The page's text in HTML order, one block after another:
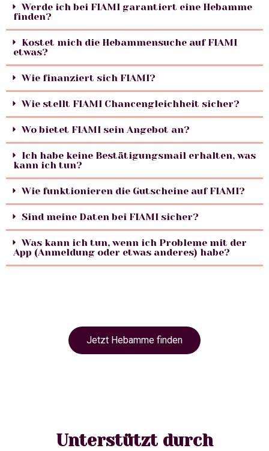
Werde ich bei FIAMI garantiert eine Hebamme
finden?
Kostet mich die Hebammensuche auf FIAMI
etwas?
Wie finanziert sich FIAMI?
Wie stellt FIAMI Chancengleichheit sicher?
Wo bietet FIAMI sein Angebot an?
Ich habe keine Bestätigungsmail erhalten, was
kann ich tun?
Wie funktionieren die Gutscheine auf FIAMI?
Sind meine Daten bei FIAMI sicher?
Was kann ich tun, wenn ich Probleme mit der
App (Anmeldung oder etwas anderes) habe?
Jetzt Hebamme finden
Unterstützt durch